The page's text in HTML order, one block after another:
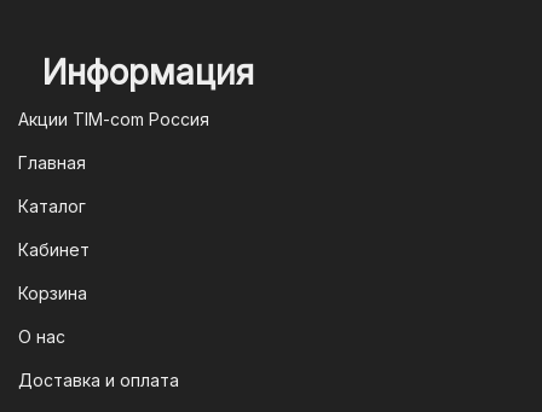
Информация
Акции TIM-com Россия
Главная
Каталог
Кабинет
Корзина
О нас
Доставка и оплата